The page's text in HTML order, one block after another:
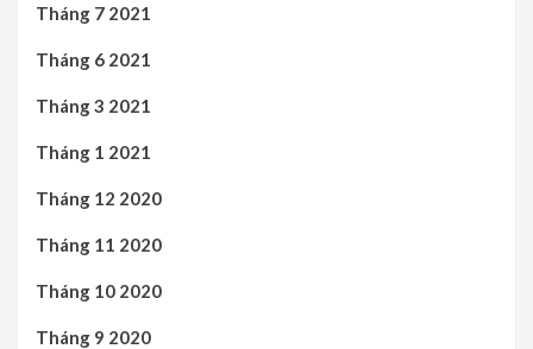
Tháng 7 2021
Tháng 6 2021
Tháng 3 2021
Tháng 1 2021
Tháng 12 2020
Tháng 11 2020
Tháng 10 2020
Tháng 9 2020